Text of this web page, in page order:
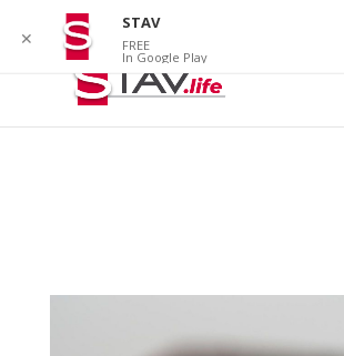
✕
STAV
FREE
In Google Play